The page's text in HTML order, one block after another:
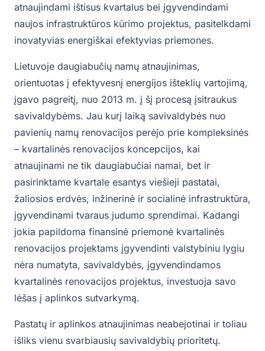
atnaujindami ištisus kvartalus bei įgyvendindami
naujos infrastruktūros kūrimo projektus, pasitelkdami
inovatyvias energiškai efektyvias priemones.
Lietuvoje daugiabučių namų atnaujinimas,
orientuotas į efektyvesnį energijos išteklių vartojimą,
įgavo pagreitį, nuo 2013 m. į šį procesą įsitraukus
savivaldybėms. Jau kurį laiką savivaldybės nuo
pavienių namų renovacijos perėjo prie kompleksinės
– kvartalinės renovacijos koncepcijos, kai
atnaujinami ne tik daugiabučiai namai, bet ir
pasirinktame kvartale esantys viešieji pastatai,
žaliosios erdvės, inžinerinė ir socialinė infrastruktūra,
įgyvendinami tvaraus judumo sprendimai. Kadangi
jokia papildoma finansinė priemonė kvartalinės
renovacijos projektams įgyvendinti valstybiniu lygiu
nėra numatyta, savivaldybės, įgyvendindamos
kvartalinės renovacijos projektus, investuoja savo
lėšas į aplinkos sutvarkymą.
Pastatų ir aplinkos atnaujinimas neabejotinai ir toliau
išliks vienu svarbiausių savivaldybių prioritetų.